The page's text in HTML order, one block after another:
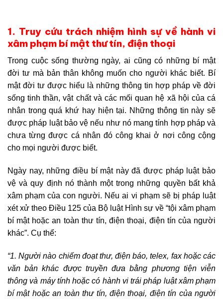
1. Truy cứu trách nhiệm hình sự về hành vi
xâm phạm bí mật thư tín, điện thoại
Trong cuộc sống thường ngày, ai cũng có những bí mật
đời tư mà bản thân không muốn cho người khác biết. Bí
mật đời tư được hiểu là những thông tin hợp pháp về đời
sống tinh thần, vật chất và các mối quan hệ xã hội của cá
nhân trong quá khứ hay hiện tại. Những thông tin này sẽ
được pháp luật bảo vệ nếu như nó mang tính hợp pháp và
chưa từng được cá nhân đó công khai ở nơi công cộng
cho mọi người được biết.
Ngày nay, những điều bí mật này đã được pháp luật bảo
vệ và quy định nó thành một trong những quyền bất khả
xâm phạm của con người. Nếu ai vi phạm sẽ bị pháp luật
xét xử theo Điều 125 của Bộ luật Hình sự về “tội xâm phạm
bí mật hoặc an toàn thư tín, điện thoại, điện tín của người
khác”. Cụ thể:
“1. Người nào chiếm đoạt thư, điện báo, telex, fax hoặc các
văn bản khác được truyền đưa bằng phương tiện viễn
thông và máy tính hoặc có hành vi trái pháp luật xâm phạm
bí mật hoặc an toàn thư tín, điện thoại, điện tín của người